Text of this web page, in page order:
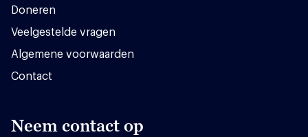
Doneren
Veelgestelde vragen
Algemene voorwaarden
Contact
Neem contact op